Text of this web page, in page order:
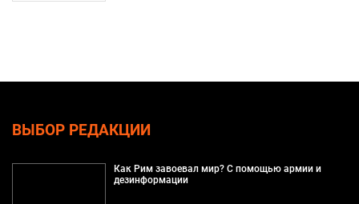
ВЫБОР РЕДАКЦИИ
Как Рим завоевал мир? С помощью армии и
дезинформации